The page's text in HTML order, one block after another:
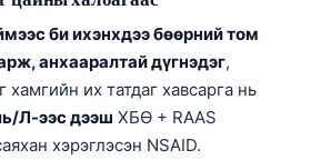
би ихэнхдээ бөөрний том
анхааралтай дүгнэдэг,
их татдаг хавсарга нь
Л-ээс дээш ХБӨ + RAAS
хэрэглэсэн NSAID.